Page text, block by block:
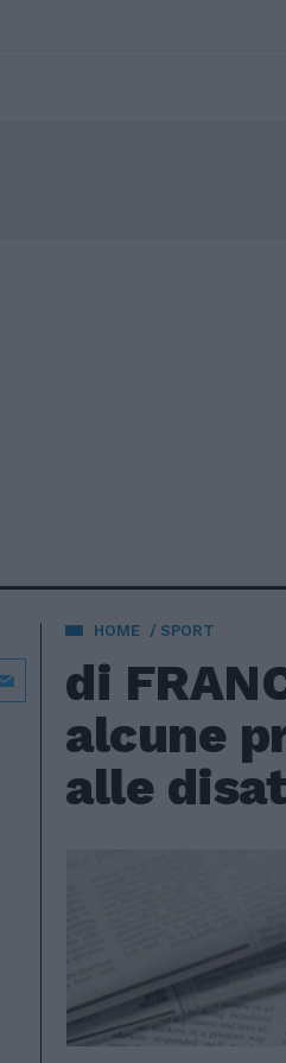
HOME SPORT
di
alcune
alle